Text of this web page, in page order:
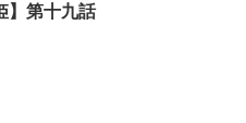
】第十九話